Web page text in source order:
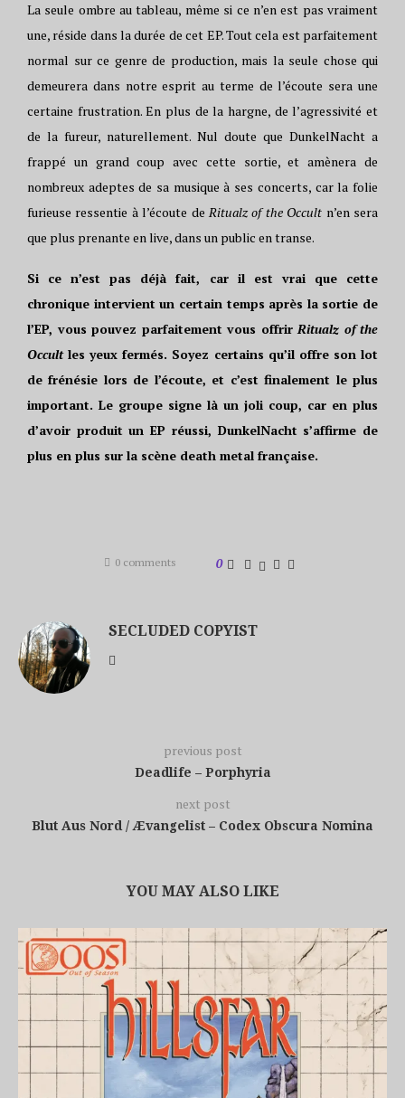
La seule ombre au tableau, même si ce n’en est pas vraiment
une, réside dans la durée de cet EP. Tout cela est parfaitement
normal sur ce genre de production, mais la seule chose qui
demeurera dans notre esprit au terme de l’écoute sera une
certaine frustration. En plus de la hargne, de l’agressivité et
de la fureur, naturellement. Nul doute que DunkelNacht a
frappé un grand coup avec cette sortie, et amènera de
nombreux adeptes de sa musique à ses concerts, car la folie
furieuse ressentie à l’écoute de Ritualz of the Occult n’en sera
que plus prenante en live, dans un public en transe.
Si ce n’est pas déjà fait, car il est vrai que cette
chronique intervient un certain temps après la sortie de
l’EP, vous pouvez parfaitement vous offrirRitualz of the
Occultles yeux fermés. Soyez certains qu’il offre son lot
de frénésie lors de l’écoute, et c’est finalement le plus
important. Le groupe signe là un joli coup, car en plus
d’avoir produit un EP réussi, DunkelNacht s’affirme de
plus en plus sur la scène death metal française.
0 comments 0
SECLUDED COPYIST
previous post
Deadlife – Porphyria
next post
Blut Aus Nord / Ævangelist – Codex Obscura Nomina
YOU MAY ALSO LIKE